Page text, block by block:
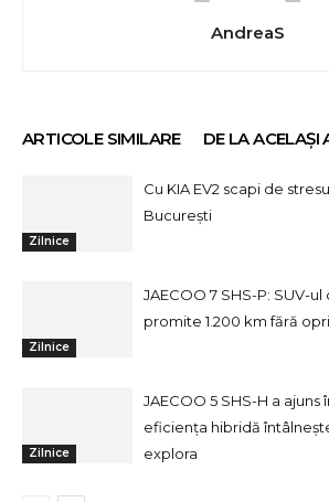
AndreaS
ARTICOLE SIMILARE DE LA ACELAȘI
Zilnice
Cu KIA EV2 scapi de
București
Zilnice
JAECOO 7 SHS-P: SUV-
promite 1.200 km fără
Zilnice
JAECOO 5 SHS-H a ajuns
eficiența hibridă
explora